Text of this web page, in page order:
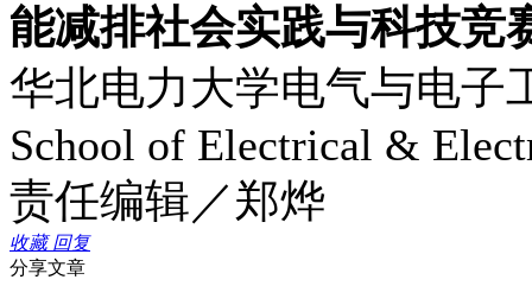
能减排社会实践与科技竞
华北电力大学电气与电子
School of Electrical &
责任编辑／郑烨
收藏回复
分享文章